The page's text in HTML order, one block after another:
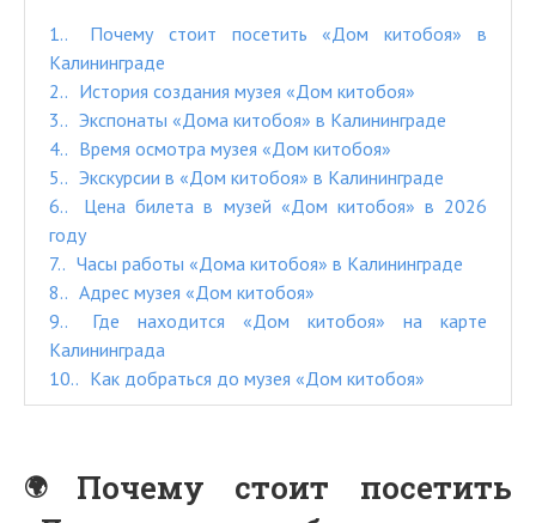
1.
Почему стоит посетить «Дом китобоя» в
Калининграде
2.
История создания музея «Дом китобоя»
3.
Экспонаты «Дома китобоя» в Калининграде
4.
Время осмотра музея «Дом китобоя»
5.
Экскурсии в «Дом китобоя» в Калининграде
6.
Цена билета в музей «Дом китобоя» в 2026
году
7.
Часы работы «Дома китобоя» в Калининграде
8.
Адрес музея «Дом китобоя»
9.
Где находится «Дом китобоя» на карте
Калининграда
10.
Как добраться до музея «Дом китобоя»
Почему стоит посетить